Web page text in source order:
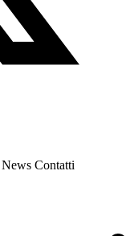
News Contatti